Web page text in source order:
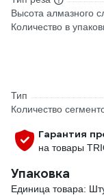
Высота алмазного
Количество в
Тип
Количество
Гарантия
на товары
Упаковка
Единица товара: